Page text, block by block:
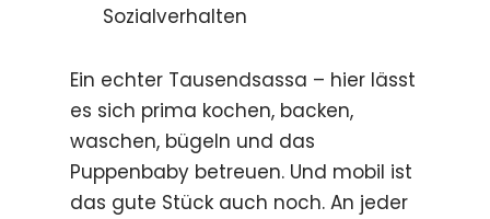
Sozialverhalten
Ein echter Tausendsassa – hier lässt
es sich prima kochen, backen,
waschen, bügeln und das
Puppenbaby betreuen. Und mobil ist
das gute Stück auch noch. An jeder